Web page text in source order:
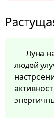
Луна
людей